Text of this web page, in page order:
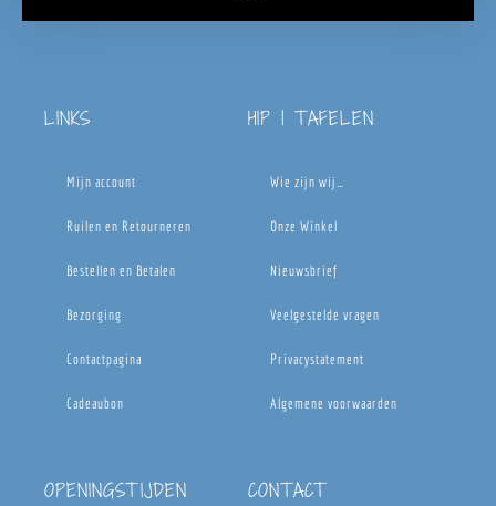
LINKS
Mijn account
Ruilen en Retourneren
Bestellen en Betalen
Bezorging
Contactpagina
Cadeaubon
HIP | TAFELEN
Wie zijn wij…
Onze Winkel
Nieuwsbrief
Veelgestelde vragen
Privacystatement
Algemene voorwaarden
OPENINGSTIJDEN CONTACT